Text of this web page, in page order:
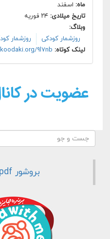
ماه: اسفند
تاریخ میلادی: ۲۴ فوریه
وبلاگ:
روزشمار کودکی
روزشمار
لینک کوتاه: 9l7nb
فرم جستجو
بروشور pdf کتاب تاک